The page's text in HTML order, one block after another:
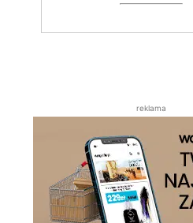
reklama